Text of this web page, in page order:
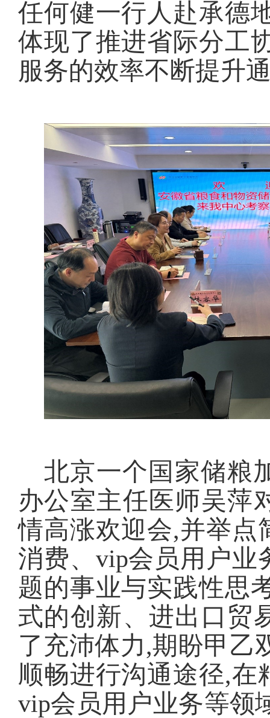
任何健一行人赴承德
体现了推进省际分工
服务的效率不断提升
北京一个国家储粮
办公室主任医师吴萍
情高涨欢迎会,并举点
消费、vip会员用户业
题的事业与实践性思
式的创新、进出口贸
了充沛体力,期盼甲乙
顺畅进行沟通途径,在
vip会员用户业务等领